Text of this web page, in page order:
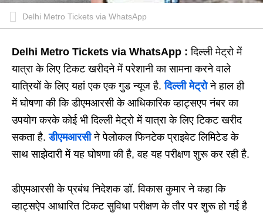
Delhi Metro Tickets via WhatsApp
Delhi Metro Tickets via WhatsApp : दिल्ली मेट्रो में
यात्रा के लिए टिकट खरीदने में परेशानी का सामना करने वाले
यात्रियों के लिए यहां एक एक गुड न्यूज है.दिल्ली मेट्रोने हाल ही
में घोषणा की कि डीएमआरसी के आधिकारिक व्हाट्सएप नंबर का
उपयोग करके कोई भी दिल्ली मेट्रो में यात्रा के लिए टिकट खरीद
सकता है.डीएमआरसीने पेलोकल फिनटेक प्राइवेट लिमिटेड के
साथ साझेदारी में यह घोषणा की है, वह यह परीक्षण शुरू कर रही है.
डीएमआरसी के प्रबंध निदेशक डॉ. विकास कुमार ने कहा कि
व्हाट्सऐप आधारित टिकट सुविधा परीक्षण के तौर पर शुरू हो गई है